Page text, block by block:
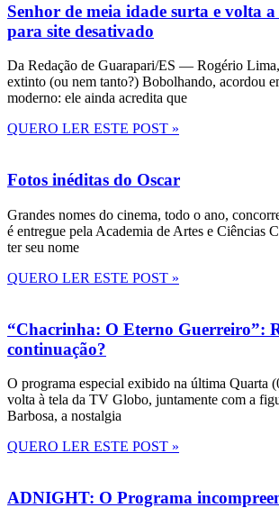
Senhor de meia idade surta e volta
para site desativado
Da Redação de Guarapari/ES — Rogério
extinto (ou nem tanto?) Bobolhando, acordou
moderno: ele ainda acredita que
QUERO LER ESTE POST »
Fotos inéditas do Oscar
Grandes nomes do cinema, todo o ano,
é entregue pela Academia de Artes e Ciências
ter seu nome
QUERO LER ESTE POST »
“Chacrinha: O Eterno Guerreiro”:
continuação?
O programa especial exibido na última Quarta
volta à tela da TV Globo, juntamente com a
Barbosa, a nostalgia
QUERO LER ESTE POST »
ADNIGHT: O Programa